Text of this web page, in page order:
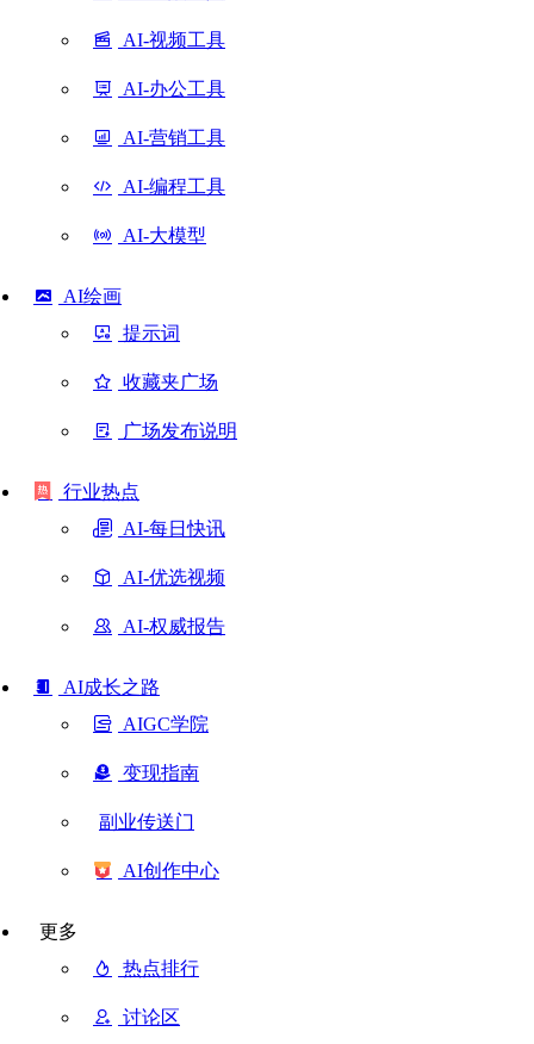
AI-视频工具
AI-办公工具
AI-营销工具
AI-编程工具
AI-大模型
AI绘画
提示词
收藏夹广场
广场发布说明
行业热点
AI-每日快讯
AI-优选视频
AI-权威报告
AI成长之路
AIGC学院
变现指南
副业传送门
AI创作中心
更多
热点排行
讨论区